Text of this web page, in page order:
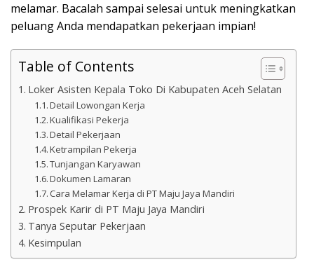
melamar. Bacalah sampai selesai untuk meningkatkan
peluang Anda mendapatkan pekerjaan impian!
Table of Contents
Loker Asisten Kepala Toko Di Kabupaten Aceh Selatan
Detail Lowongan Kerja
Kualifikasi Pekerja
Detail Pekerjaan
Ketrampilan Pekerja
Tunjangan Karyawan
Dokumen Lamaran
Cara Melamar Kerja di PT Maju Jaya Mandiri
Prospek Karir di PT Maju Jaya Mandiri
Tanya Seputar Pekerjaan
Kesimpulan